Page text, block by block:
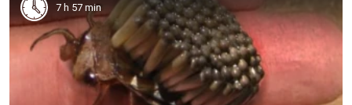
7 h 57 min